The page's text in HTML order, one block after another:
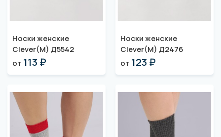
Носки женские
Clever(M) Д5542
от 113 ₽
Носки женские
Clever(M) Д2476
от 123 ₽